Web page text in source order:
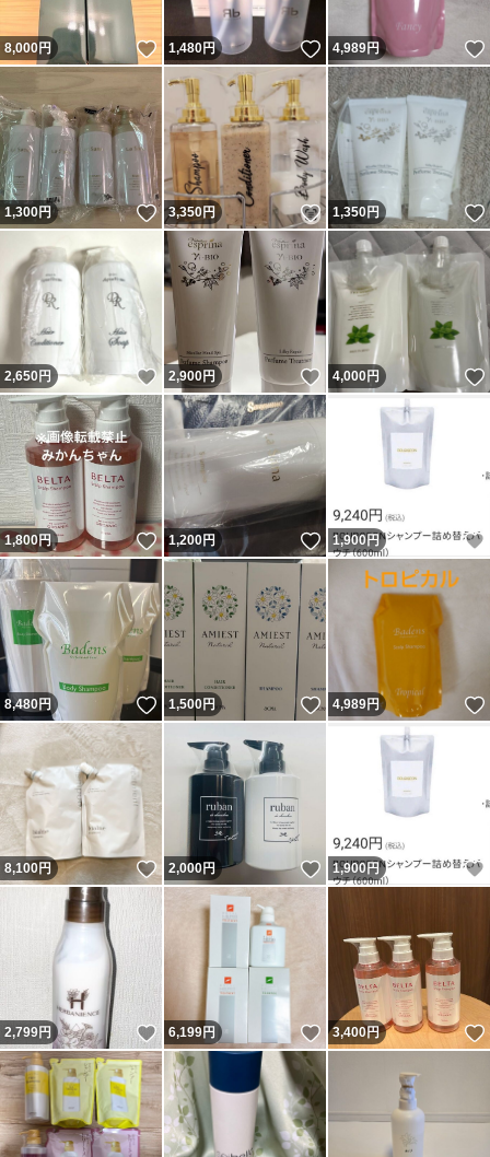
8,000円 いいね！
1,480円 いいね！
4,989円
1,300円 いいね！
3,350円 いいね！
1,350円
2,650円 いいね！
2,900円 いいね！
4,000円
1,800円 いいね！
1,200円 いいね！
1,900円
8,480円 いいね！
1,500円 いいね！
4,989円
8,100円 いいね！
2,000円 いいね！
1,900円
2,799円 いいね！
6,199円 いいね！
3,400円